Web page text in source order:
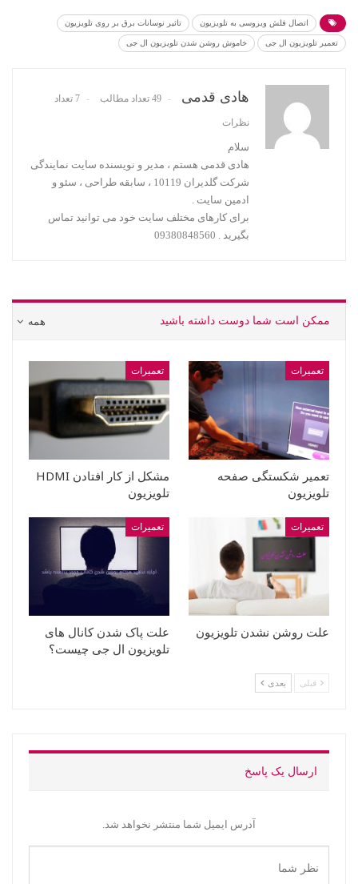
اتصال فلش ویروسی به تلویزیون تاثیر نوسانات برق بر روی تلویزیون
تعمیر تلویزیون ال جی خاموش روشن شدن تلویزیون ال جی
هادی قدمی 49 تعداد مطالب 7 تعداد
نظرات
سلام
هادی قدمی هستم ، مدیر و نویسنده سایت نمایندگی
شرکت گلدیران 10119 ، سابقه طراحی ، سئو و
ادمین سایت .
برای کارهای مختلف سایت خود می توانید تماس
بگیرید . 09380848560
همه ممکن است شما دوست داشته باشید
تعمیرات
تعمیر شکستگی صفحه
تلویزیون
تعمیرات
مشکل از کار افتادن HDMI
تلویزیون
تعمیرات
علت روشن نشدن تلویزیون
تعمیرات
علت پاک شدن کانال های
تلویزیون ال جی چیست؟
قبلی بعدی
ارسال یک پاسخ
آدرس ایمیل شما منتشر نخواهد شد.